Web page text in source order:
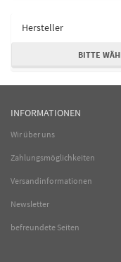
Hersteller
BITTE
INFORMATIONEN
Wir über uns
Zahlungsmöglichkeiten
Versandinformationen
Newsletter
befreundete Seiten